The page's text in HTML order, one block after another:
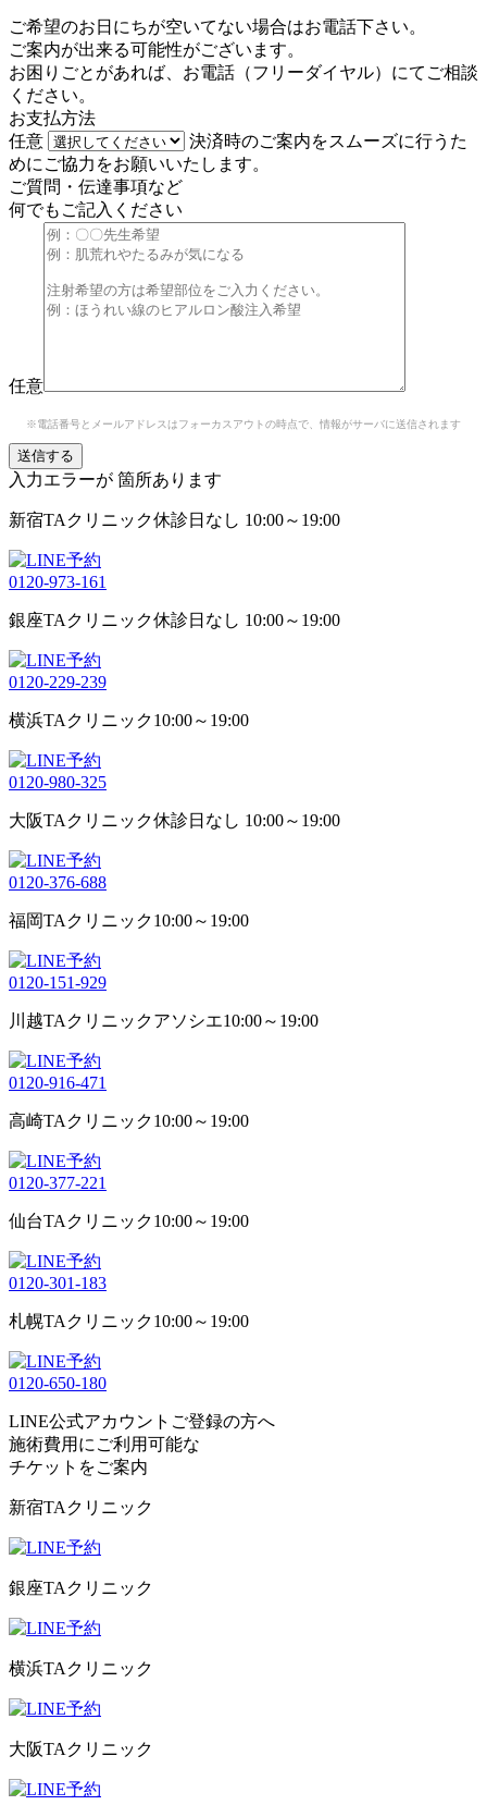
ご希望のお日にちが空いてない場合はお電話下さい。
ご案内が出来る可能性がございます。
お困りごとがあれば、お電話（フリーダイヤル）にてご相談
ください。
お支払方法
任意
決済時のご案内をスムーズに行うた
めにご協力をお願いいたします。
ご質問・伝達事項など
何でもご記入ください
任意
※電話番号とメールアドレスはフォーカスアウトの時点で、情報がサーバに送信されます
入力エラーが 箇所あります
新宿TAクリニック休診日なし 10:00～19:00
0120-973-161
銀座TAクリニック休診日なし 10:00～19:00
0120-229-239
横浜TAクリニック10:00～19:00
0120-980-325
大阪TAクリニック休診日なし 10:00～19:00
0120-376-688
福岡TAクリニック10:00～19:00
0120-151-929
川越TAクリニックアソシエ10:00～19:00
0120-916-471
高崎TAクリニック10:00～19:00
0120-377-221
仙台TAクリニック10:00～19:00
0120-301-183
札幌TAクリニック10:00～19:00
0120-650-180
LINE公式アカウントご登録の方へ
施術費用にご利用可能な
チケット をご案内
新宿TAクリニック
銀座TAクリニック
横浜TAクリニック
大阪TAクリニック